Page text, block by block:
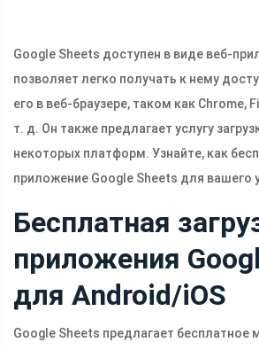
Google Sheets доступен в виде веб-
позволяет легко получать к нему
его в веб-браузере, таком как Chrome,
т. д. Он также предлагает услугу
некоторых платформ. Узнайте, как
приложение Google Sheets для вашего
Бесплатная
приложения
для Android/iOS
Google Sheets предлагает бесплатное